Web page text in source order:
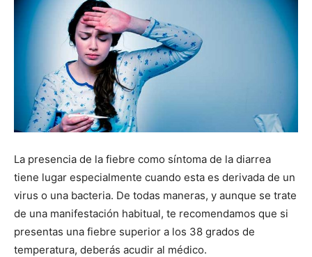
La presencia de la fiebre como síntoma de la diarrea
tiene lugar especialmente cuando esta es derivada de un
virus o una bacteria. De todas maneras, y aunque se trate
de una manifestación habitual, te recomendamos que si
presentas una fiebre superior a los 38 grados de
temperatura, deberás acudir al médico.